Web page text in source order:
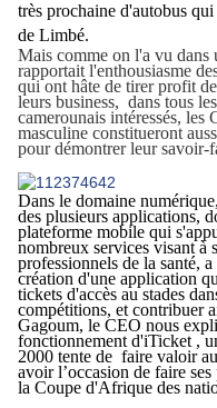
très prochaine d'autobus
de Limbé.
Mais comme on l'a vu dans
rapportait l'enthousiasme
qui ont hâte de tirer profit
leurs business, dans tous
camerounais intéressés,
masculine constitueront
pour démontrer leur savoir-
Dans le domaine
des plusieurs applications,
plateforme mobile qui
nombreux services visant à
professionnels de la santé,
création d'une application
tickets d'accès au stades
compétitions, et contribuer
Gagoum, le CEO nous
fonctionnement d'iTicket ,
2000 tente de faire valoir
avoir l’occasion de faire
la Coupe d'Afrique des